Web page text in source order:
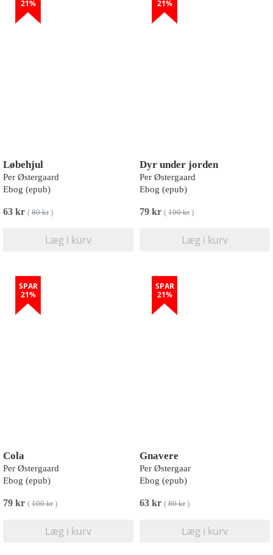
21%
Løbehjul
Per Østergaard
Ebog (epub)
63 kr ( 80 kr)
Læg i kurv
21%
Dyr under jorden
Per Østergaard
Ebog (epub)
79 kr ( 100 kr)
Læg i kurv
SPAR
21%
Cola
Per Østergaard
Ebog (epub)
79 kr ( 100 kr)
Læg i kurv
SPAR
21%
Gnavere
Per Østergaar
Ebog (epub)
63 kr ( 80 kr)
Læg i kurv